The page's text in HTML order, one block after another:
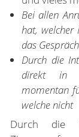
Bei allen
hat, welcher
das
Durch die
direkt in
momentan
welche nicht
Durch die